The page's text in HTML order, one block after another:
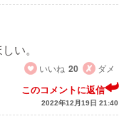
い。
いいね 20 ダメ
このコメントに返信
2022年12月19日 21:40